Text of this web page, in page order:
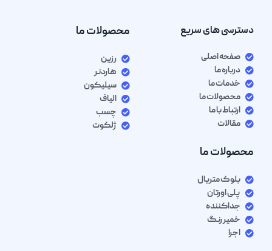
دسترسی های سریع
صفحه اصلی
درباره ما
خدمات ما
محصولات ما
ارتباط با ما
مقالات
محصولات ما
رزین
هاردنر
سیلیکون
الیاف
چسب
ژلکوت
محصولات ما
بلوک متریال
پلی اورتان
جداکننده
خمیر رنگ
اجرا